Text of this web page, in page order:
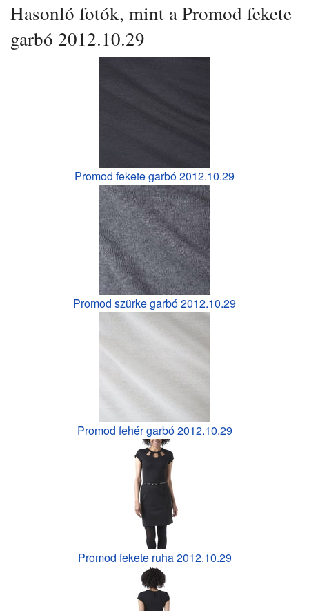
Hasonló fotók, mint a Promod fekete
garbó 2012.10.29
Promod fekete garbó 2012.10.29
Promod szürke garbó 2012.10.29
Promod fehér garbó 2012.10.29
Promod fekete ruha 2012.10.29